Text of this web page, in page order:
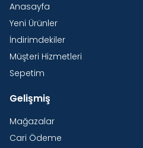
Anasayfa
Yeni Ürünler
İndirimdekiler
Müşteri Hizmetleri
Sepetim
Gelişmiş
Mağazalar
Cari Ödeme